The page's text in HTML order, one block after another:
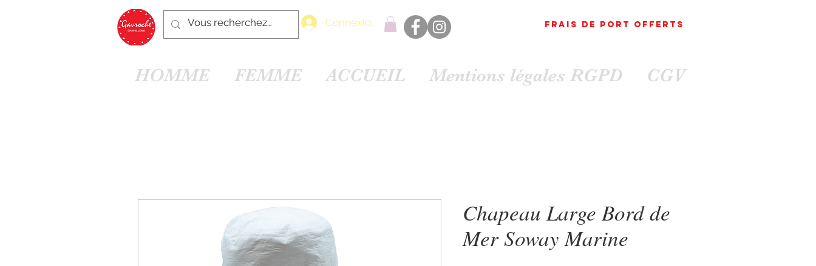
Connexion FRAIS DE PORT OFFErts
HOMME FEMME ACCUEIL Mentions légales RGPD CGV
Chapeau Large Bord de
Mer Soway Marine